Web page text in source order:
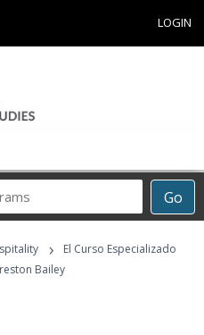
LOGIN
Go
›
El Curso Especializado
Bailey